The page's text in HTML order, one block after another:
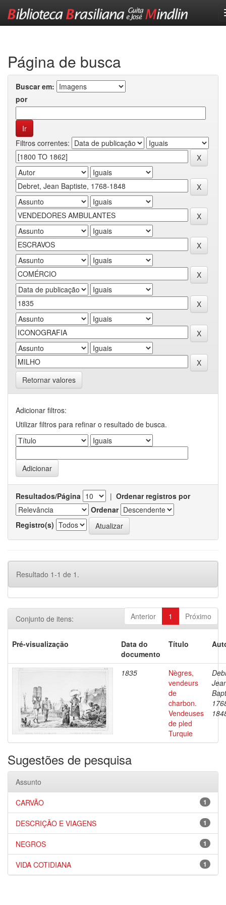
Página de busca
Buscar em:
por
Filtros correntes:
Retornar valores
Adicionar filtros:
Utilizar filtros para refinar o resultado de busca.
Resultados/Página | Ordenar registros por
Ordenar
Registro(s)
Resultado 1-1 de 1.
Anterior 1 Próximo
Conjunto de itens:
Pré-visualização
Data do
documento
Título
1835
Nègres,
vendeurs
de
charbon.
Vendeuses
de pled
Turquie
Sugestões de pesquisa
Assunto
1
CARVÃO
1
DESCRIÇÃO E VIAGENS
1
NEGROS
1
VIDA COTIDIANA